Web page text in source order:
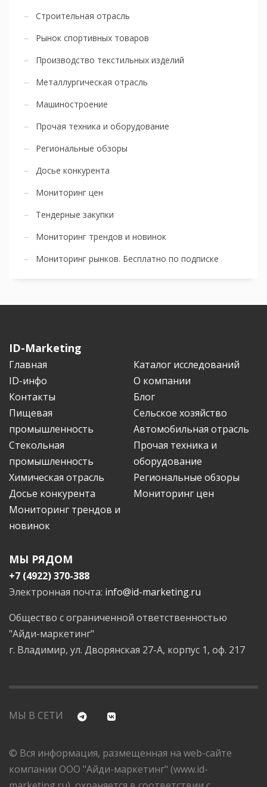
Строительная отрасль
Рынок спортивных товаров
Производство текстильных изделий
Металлургическая отрасль
Машиностроение
Прочая техника и оборудование
Региональные обзоры
Досье конкурента
Мониторинг цен
Тендерные закупки
Мониторинг трендов и новинок
Мониторинг рынков. Бесплатно по подписке
ID-Marketing
Главная
Каталог исследований
ID-инфо
О компании
Контакты
Блог
Пищевая
промышленность
Сельское хозяйство
Автомобильная отрасль
Стекольная
промышленность
Прочая техника и
оборудование
Химическая отрасль
Региональные обзоры
Досье конкурента
Мониторинг цен
Мониторинг трендов и
новинок
МЫ РЯДОМ
+7 (4922) 370-388
Электронная почта: info@id-marketing.ru
Общество с ограниченной ответственностью
"Айди-маркетинг"
г. Владимир, ул. Дворянская 27-А, корпус 1, оф. 217
МЫ В СЕТИ
© Вся информация, размещенная на web-сайте
компании ООО "Айди-маркетинг" (www.id-